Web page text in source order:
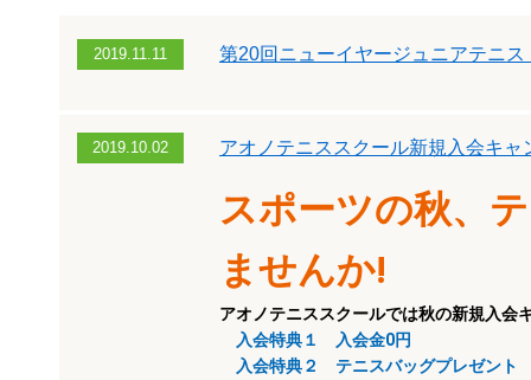
2019.11.11 第20回ニューイヤージュニアテニ
2019.10.02 アオノテニススクール新規入会キャ
スポーツの秋、
ませんか!
アオノテニススクールでは秋の新規入会
入会特典１ 入会金0円
入会特典２ テニスバッグプレゼント